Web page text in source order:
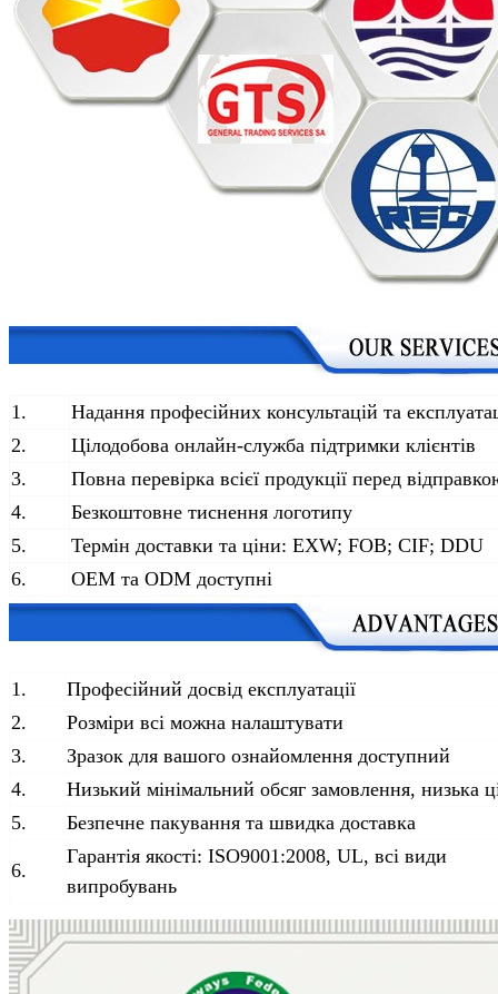
1.
Надання професійних консультацій та
2.
Цілодобова онлайн-служба підтримки клієнтів
3.
Повна перевірка всієї продукції перед
4.
Безкоштовне тиснення логотипу
5.
Термін доставки та ціни: EXW; FOB; CIF; DDU
6.
OEM та ODM доступні
1.
Професійний досвід експлуатації
2.
Розміри всі можна налаштувати
3.
Зразок для вашого ознайомлення доступний
4.
Низький мінімальний обсяг замовлення, низька
5.
Безпечне пакування та швидка доставка
6.
Гарантія якості: ISO9001:2008, UL, всі види
випробувань